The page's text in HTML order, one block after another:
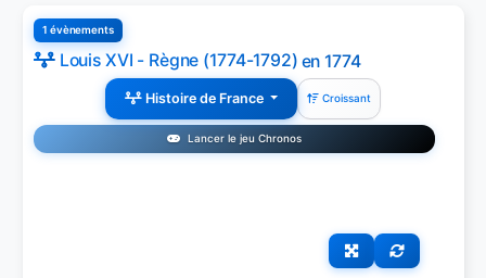
1 évènements
Louis XVI - Règne (1774-1792) en 1774
Histoire de France Croissant
Lancer le jeu Chronos